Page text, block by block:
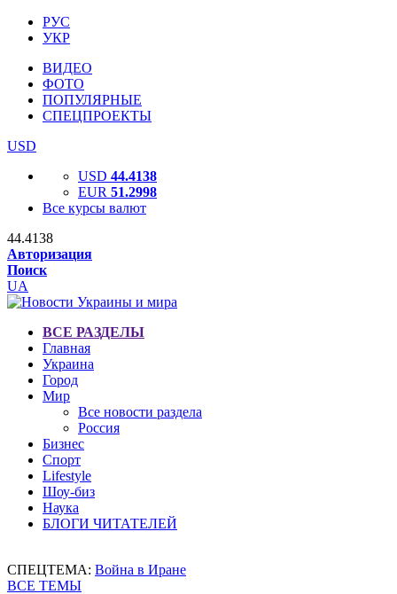
РУС
УКР
ВИДЕО
ФОТО
ПОПУЛЯРНЫЕ
СПЕЦПРОЕКТЫ
USD
USD 44.4138
EUR 51.2998
Все курсы валют
44.4138
Авторизация
Поиск
UA
ВСЕ РАЗДЕЛЫ
Главная
Украина
Город
Мир
Все новости раздела
Россия
Бизнес
Спорт
Lifestyle
Шоу-биз
Наука
БЛОГИ ЧИТАТЕЛЕЙ
СПЕЦТЕМА: Война в Иране
ВСЕ ТЕМЫ